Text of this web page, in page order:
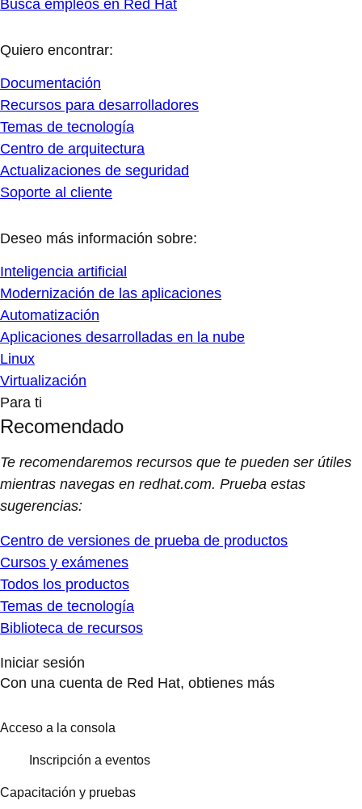
Busca empleos en Red Hat
Quiero encontrar:
Documentación
Recursos para desarrolladores
Temas de tecnología
Centro de arquitectura
Actualizaciones de seguridad
Soporte al cliente
Deseo más información sobre:
Inteligencia artificial
Modernización de las aplicaciones
Automatización
Aplicaciones desarrolladas en la nube
Linux
Virtualización
Para ti
Recomendado
Te recomendaremos recursos que te pueden ser útiles
mientras navegas en redhat.com. Prueba estas
sugerencias:
Centro de versiones de prueba de productos
Cursos y exámenes
Todos los productos
Temas de tecnología
Biblioteca de recursos
Iniciar sesión
Con una cuenta de Red Hat, obtienes más
Acceso a la consola
Inscripción a eventos
Capacitación y pruebas